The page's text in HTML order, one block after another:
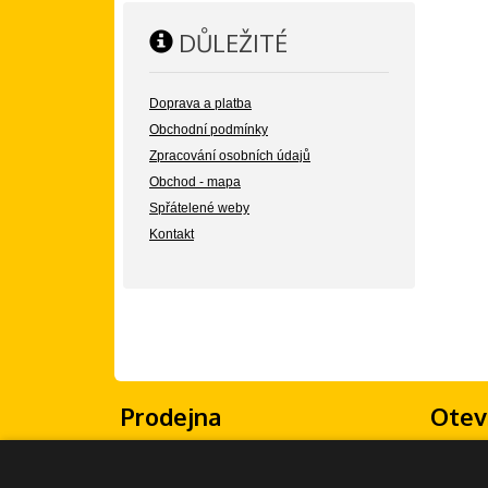
DŮLEŽITÉ
Doprava a platba
Obchodní podmínky
Zpracování osobních údajů
Obchod - mapa
Spřátelené weby
Kontakt
Prodejna
So - Ne: